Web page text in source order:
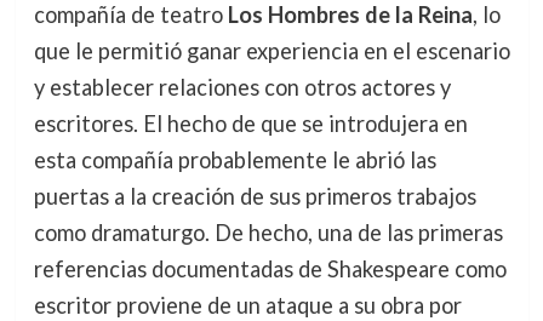
compañía de teatro Los Hombres de la Reina, lo
que le permitió ganar experiencia en el escenario
y establecer relaciones con otros actores y
escritores. El hecho de que se introdujera en
esta compañía probablemente le abrió las
puertas a la creación de sus primeros trabajos
como dramaturgo. De hecho, una de las primeras
referencias documentadas de Shakespeare como
escritor proviene de un ataque a su obra por